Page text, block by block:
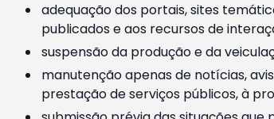
adequação dos portais, sites
publicados e aos recursos de
suspensão da produção e da
manutenção apenas de notícias,
prestação de serviços públicos, à